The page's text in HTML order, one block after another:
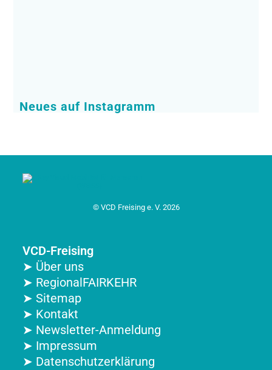
Neues auf Instagramm
© VCD Freising e. V. 2026
VCD-Freising
➤ Über uns
➤ RegionalFAIRKEHR
➤ Sitemap
➤ Kontakt
➤ Newsletter-Anmeldung
➤ Impressum
➤ Datenschutzerklärung